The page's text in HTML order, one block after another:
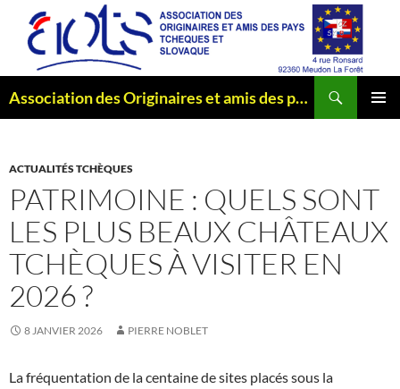
contenu
Association des Originaires et amis des pays Tchèques et Slovaque
ACTUALITÉS TCHÈQUES
PATRIMOINE : QUELS SONT
LES PLUS BEAUX CHÂTEAUX
TCHÈQUES À VISITER EN
2026 ?
8 JANVIER 2026 PIERRE NOBLET
La fréquentation de la centaine de sites placés sous la